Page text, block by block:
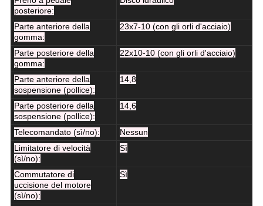
posteriore:
Parte anteriore della
gomma:
23x7-10 (con gli orli d'acciaio)
Parte posteriore della
gomma:
22x10-10 (con gli orli d'acciaio)
Parte anteriore della
sospensione (pollice):
14,8
Parte posteriore della
sospensione (pollice):
14,6
Telecomandato (sì/no):
Nessun
Limitatore di velocità
(sì/no):
Sì
Commutatore di
uccisione del motore
(sì/no):
Sì